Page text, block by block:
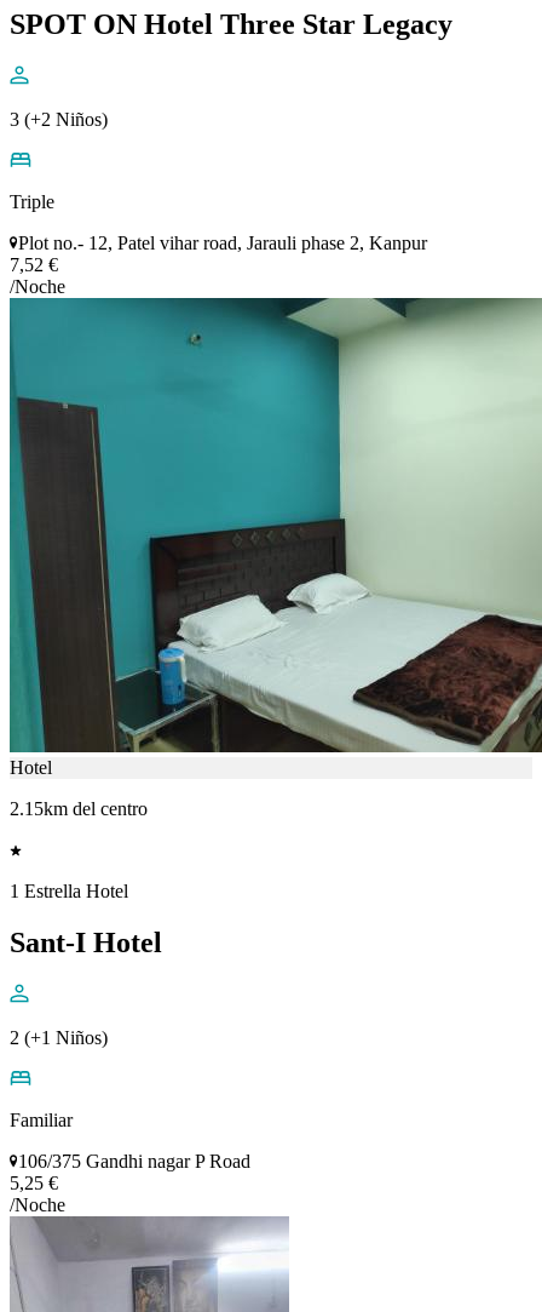
SPOT ON Hotel Three Star Legacy
3 (+2 Niños)
Triple
Plot no.- 12, Patel vihar road, Jarauli phase 2, Kanpur
7,52 €
/Noche
Hotel
2.15km del centro
1 Estrella Hotel
Sant-I Hotel
2 (+1 Niños)
Familiar
106/375 Gandhi nagar P Road
5,25 €
/Noche